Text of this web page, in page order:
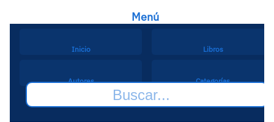
Menú
Inicio Libros
Autores Categorías